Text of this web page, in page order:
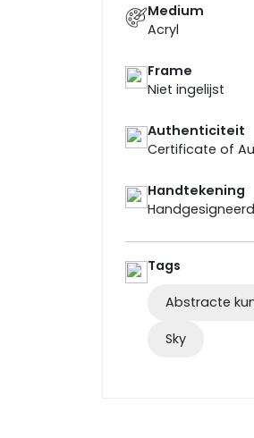
Medium
Acryl
Frame
Niet ingelijst
Authenticiteit
Certificate of
Handtekening
Tags
Abstracte
Sky